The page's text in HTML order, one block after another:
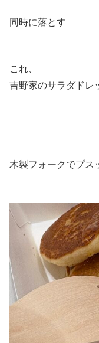
同時に落とす
これ、
吉野家のサラダドレ
木製フォークでプス